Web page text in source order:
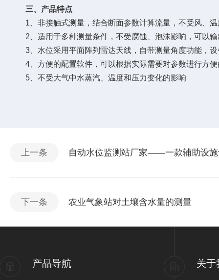
三、产品特点
1、非接触式测量，结合断面参数计算流量，不受风、温
2、适用于多种测量条件，不受腐蚀、泡沫影响，可以输
3、水位采用平面阵列雷达天线，自带测量角度功能，设
4、方便的配置软件，可以根据实际需要对参数进行方便
5、不受大气中水蒸汽、温度和压力变化的影响
上一条 自动水位监测站厂家——一款辅助设
下一条 农业气象站对土壤含水量的测量
产品导航 关于